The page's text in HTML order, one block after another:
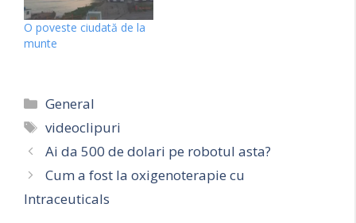
O poveste ciudată de la
munte
Categorii
General
Etichete
videoclipuri
Ai da 500 de dolari pe robotul asta?
Cum a fost la oxigenoterapie cu
Intraceuticals